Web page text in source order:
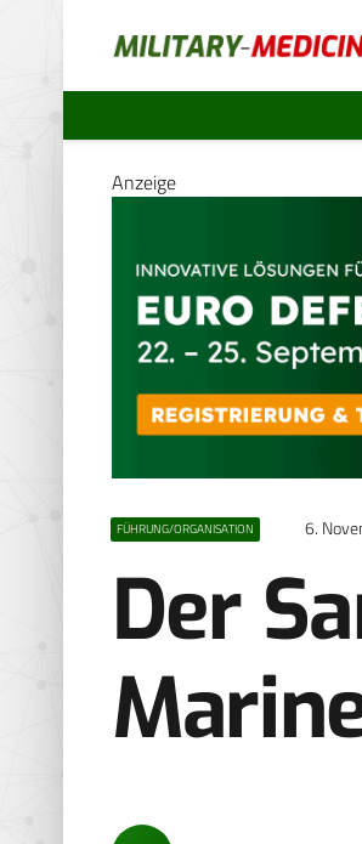
Anzeige
FÜHRUNG/ORGANISATION 6.
Der